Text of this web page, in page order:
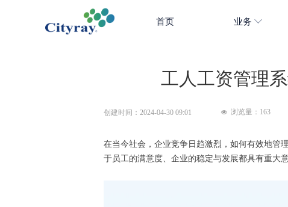
首页 业务
工人工资管理
在当今社会，企业竞争日趋激烈，如何有效地管
于员工的满意度、企业的稳定与发展都具有重大
创建时间： 2024-04-30 09:01 넶 浏览量： 163